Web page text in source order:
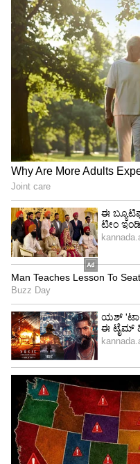
ಅಲಂಕಾರವನ್ನೂ
ಇದಕ್ಕೆ ಆಹ್ವಾನಿಸಲಾಗಿತ್ತು.
4
6
Image Credit :Instagram
ಮೂತಿ ಸೊಟ್ಟಗೆ ಮಾಡಿದ
ಈ ಸಂದರ್ಭದಲ್ಲಿ ರಕ್ಷಿತಾ